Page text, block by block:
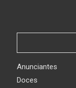
Anunciantes
Doces